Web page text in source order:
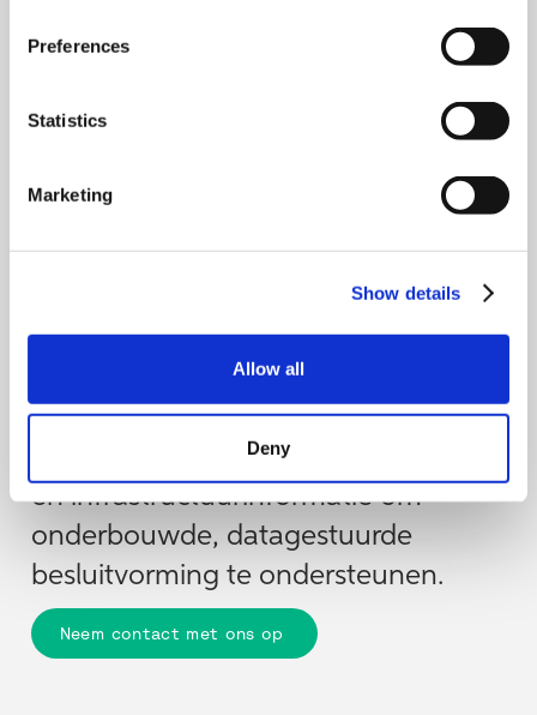
Preferences
Statistics
Marketing
Show details
Allow all
Deny
Chief Operating Officer
Bryan Mueller
Het leiderschapsteam van
Cyclomedia combineert expertise op
het gebied van geo-technologie, AI
en infrastructuurinformatie om
onderbouwde, datagestuurde
besluitvorming te ondersteunen.
Neem contact met ons op